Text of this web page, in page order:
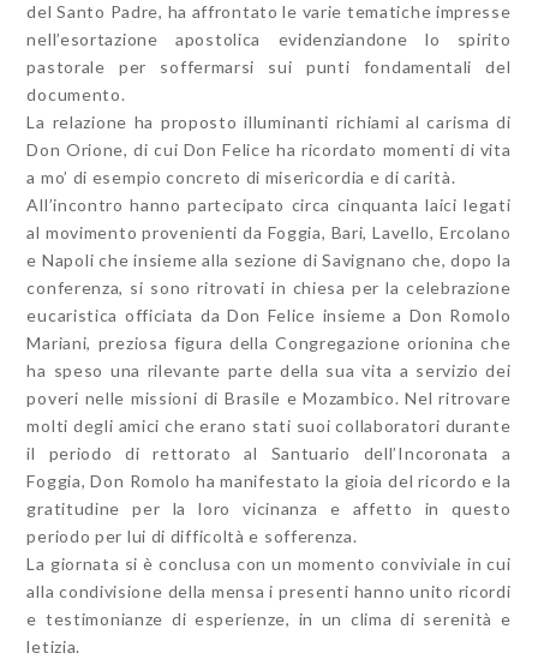
del Santo Padre, ha affrontato le varie tematiche impresse
nell’esortazione apostolica evidenziandone lo spirito
pastorale per soffermarsi sui punti fondamentali del
documento.
La relazione ha proposto illuminanti richiami al carisma di
Don Orione, di cui Don Felice ha ricordato momenti di vita
a mo’ di esempio concreto di misericordia e di carità.
All’incontro hanno partecipato circa cinquanta laici legati
al movimento provenienti da Foggia, Bari, Lavello, Ercolano
e Napoli che insieme alla sezione di Savignano che, dopo la
conferenza, si sono ritrovati in chiesa per la celebrazione
eucaristica officiata da Don Felice insieme a Don Romolo
Mariani, preziosa figura della Congregazione orionina che
ha speso una rilevante parte della sua vita a servizio dei
poveri nelle missioni di Brasile e Mozambico. Nel ritrovare
molti degli amici che erano stati suoi collaboratori durante
il periodo di rettorato al Santuario dell’Incoronata a
Foggia, Don Romolo ha manifestato la gioia del ricordo e la
gratitudine per la loro vicinanza e affetto in questo
periodo per lui di difficoltà e sofferenza.
La giornata si è conclusa con un momento conviviale in cui
alla condivisione della mensa i presenti hanno unito ricordi
e testimonianze di esperienze, in un clima di serenità e
letizia.